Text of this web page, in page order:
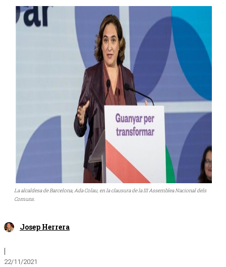
La alcaldesa de Barcelona, Ada Colau, en la clausura de la III Assemblea Nacional dels
Comuns.
Josep Herrera
|
22/11/2021